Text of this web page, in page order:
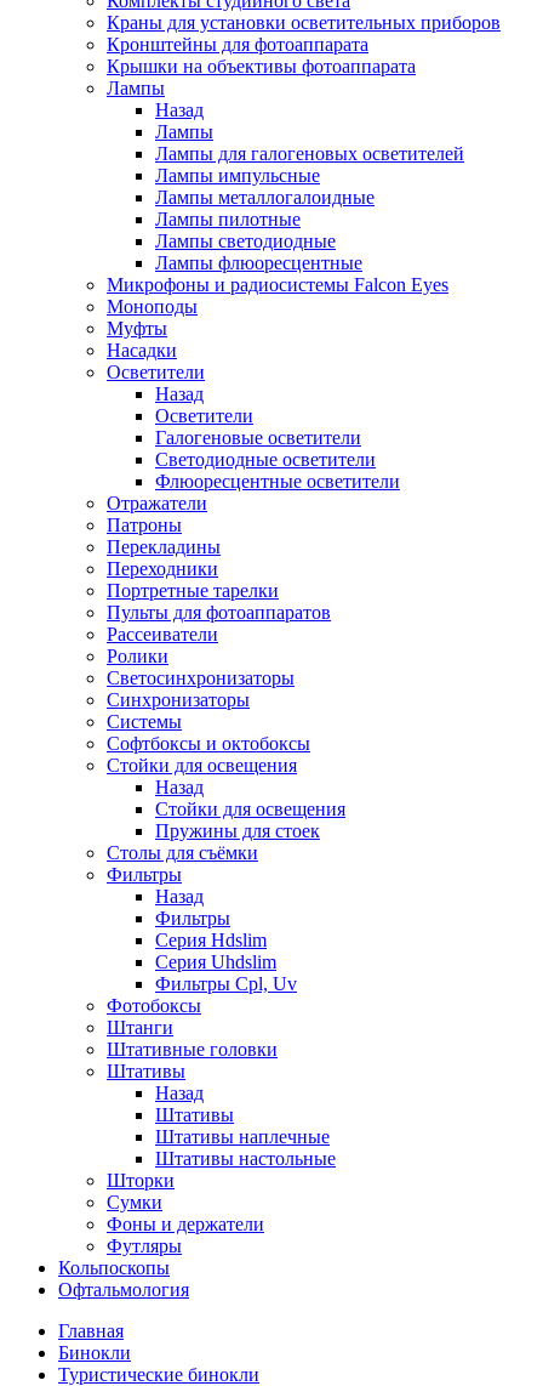
Краны для установки осветительных приборов
Кронштейны для фотоаппарата
Крышки на объективы фотоаппарата
Лампы
Назад
Лампы
Лампы для галогеновых осветителей
Лампы импульсные
Лампы металлогалоидные
Лампы пилотные
Лампы светодиодные
Лампы флюоресцентные
Микрофоны и радиосистемы Falcon Eyes
Моноподы
Муфты
Насадки
Осветители
Назад
Осветители
Галогеновые осветители
Светодиодные осветители
Флюоресцентные осветители
Отражатели
Патроны
Перекладины
Переходники
Портретные тарелки
Пульты для фотоаппаратов
Рассеиватели
Ролики
Светосинхронизаторы
Синхронизаторы
Системы
Софтбоксы и октобоксы
Стойки для освещения
Назад
Стойки для освещения
Пружины для стоек
Столы для съёмки
Фильтры
Назад
Фильтры
Серия Hdslim
Серия Uhdslim
Фильтры Cpl, Uv
Фотобоксы
Штанги
Штативные головки
Штативы
Назад
Штативы
Штативы наплечные
Штативы настольные
Шторки
Сумки
Фоны и держатели
Футляры
Кольпоскопы
Офтальмология
Главная
Бинокли
Туристические бинокли